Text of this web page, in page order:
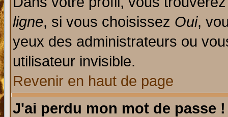
ligne, si vous choisissez Oui,
yeux des administrateurs ou
utilisateur invisible.
Revenir en haut de page
J'ai perdu mon mot de passe !